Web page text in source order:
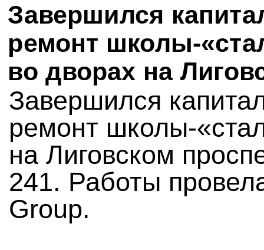
Завершился
ремонт школы-
во дворах на
Завершился
ремонт школы-
на Лиговском
241. Работы
Group.